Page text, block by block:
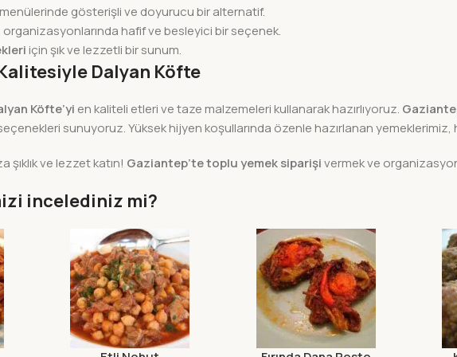
menülerinde gösterişli ve doyurucu bir alternatif.
organizasyonlarında hafif ve besleyici bir seçenek.
için şık ve lezzetli bir sunum.
Dalyan Köfte
Köfte’yi en kaliteli etleri ve taze malzemeleri kullanarak hazırlıyoruz.
sunuyoruz. Yüksek hijyen koşullarında özenle hazırlanan
şıklık ve lezzet katın! Gaziantep’te toplu yemek siparişivermek ve
incelediniz mi?